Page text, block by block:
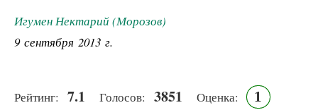
Игумен Нектарий (Морозов)
9 сентября 2013 г.
Рейтинг: 7.1 Голосов: 3851 Оценка: 1